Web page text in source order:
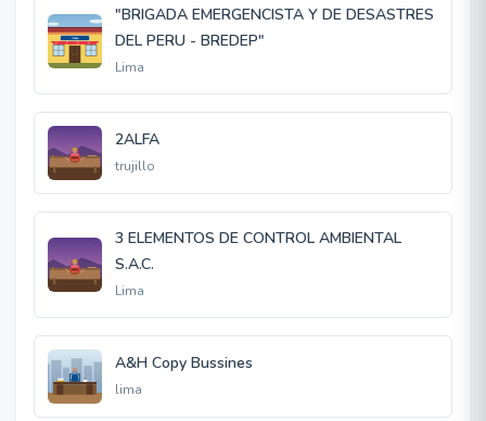
"BRIGADA EMERGENCISTA Y DE DESASTRES
DEL PERU - BREDEP"
Lima
2ALFA
trujillo
3 ELEMENTOS DE CONTROL AMBIENTAL
S.A.C.
Lima
A&H Copy Bussines
lima